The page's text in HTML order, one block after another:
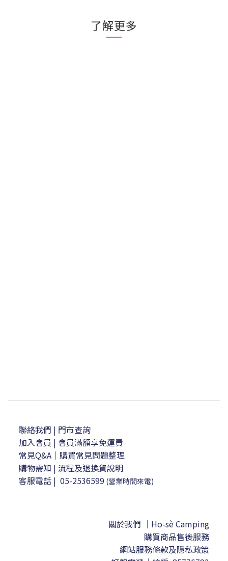
了解更多
聯絡我們 | 門市查詢
加入會員 | 會員滿額享免運費
常見Q&A｜購買常見問題整理
購物需知 | 流程及退換貨說明
客服電話 | 05-2536599 (營業時間來電)
關於我們 ｜Ho-sè Camping
購買商品售後服務
網站服務條款及隱私政策